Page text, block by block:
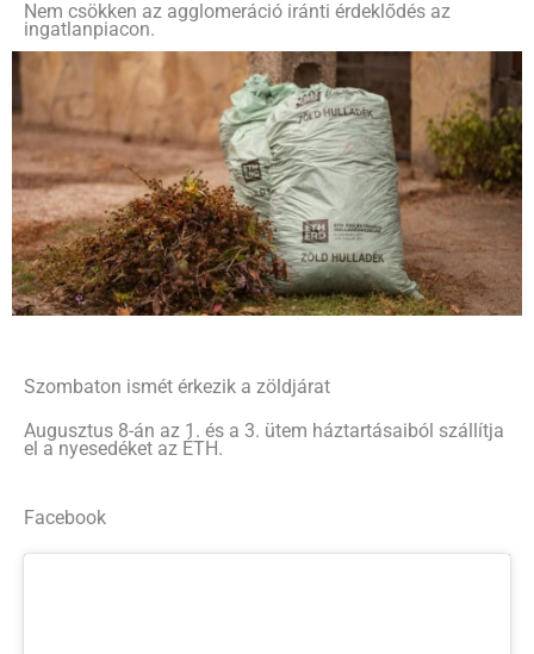
Nem csökken az agglomeráció iránti érdeklődés az
ingatlanpiacon.
Szombaton ismét érkezik a zöldjárat
Augusztus 8-án az 1. és a 3. ütem háztartásaiból szállítja
el a nyesedéket az ÉTH.
Facebook